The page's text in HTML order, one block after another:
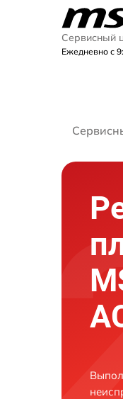
Сервисный
Ежедневно с